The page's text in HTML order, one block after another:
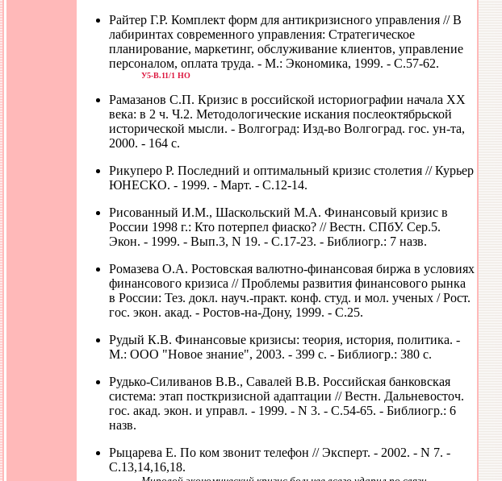
Райтер Г.Р. Комплект форм для антикризисного управления // В
лабиринтах современного управления: Стратегическое
планирование, маркетинг, обслуживание клиентов, управление
персоналом, оплата труда. - М.: Экономика, 1999. - С.57-62.
У5-В.11/1 НО
Рамазанов С.П. Кризис в российской историографии начала ХХ
века: в 2 ч. Ч.2. Методологические искания послеоктябрьской
исторической мысли. - Волгоград: Изд-во Волгоград. гос. ун-та,
2000. - 164 с.
Рикуперо Р. Последний и оптимальный кризис столетия // Курьер
ЮНЕСКО. - 1999. - Март. - С.12-14.
Рисованный И.М., Шаскольский М.А. Финансовый кризис в
России 1998 г.: Кто потерпел фиаско? // Вестн. СПбУ. Сер.5.
Экон. - 1999. - Вып.3, N 19. - С.17-23. - Библиогр.: 7 назв.
Ромазева О.А. Ростовская валютно-финансовая биржа в условиях
финансового кризиса // Проблемы развития финансового рынка
в России: Тез. докл. науч.-практ. конф. студ. и мол. ученых / Рост.
гос. экон. акад. - Ростов-на-Дону, 1999. - С.25.
Рудый К.В. Финансовые кризисы: теория, история, политика. -
М.: ООО "Новое знание", 2003. - 399 с. - Библиогр.: 380 с.
Рудько-Силиванов В.В., Савалей В.В. Российская банковская
система: этап посткризисной адаптации // Вестн. Дальневосточ.
гос. акад. экон. и управл. - 1999. - N 3. - С.54-65. - Библиогр.: 6
назв.
Рыцарева Е. По ком звонит телефон // Эксперт. - 2002. - N 7. -
С.13,14,16,18.